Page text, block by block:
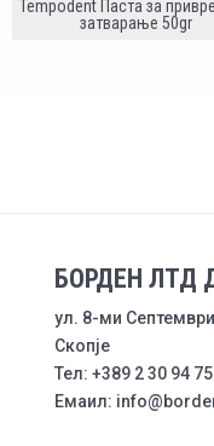
Tempodent Паста за
затварање 50gr
БОРДЕН ЛТД
ул. 8-ми
Скопје
Тел: +389 2 30 94
Емаил: